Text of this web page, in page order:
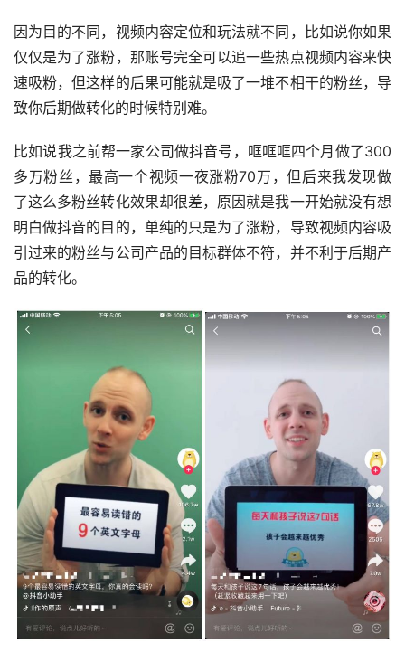
因为目的不同，视频内容定位和玩法就不同，比如说你如果
仅仅是为了涨粉，那账号完全可以追一些热点视频内容来快
速吸粉，但这样的后果可能就是吸了一堆不相干的粉丝，导
致你后期做转化的时候特别难。
比如说我之前帮一家公司做抖音号，哐哐哐四个月做了300
多万粉丝，最高一个视频一夜涨粉70万，但后来我发现做
了这么多粉丝转化效果却很差，原因就是我一开始就没有想
明白做抖音的目的，单纯的只是为了涨粉，导致视频内容吸
引过来的粉丝与公司产品的目标群体不符，并不利于后期产
品的转化。